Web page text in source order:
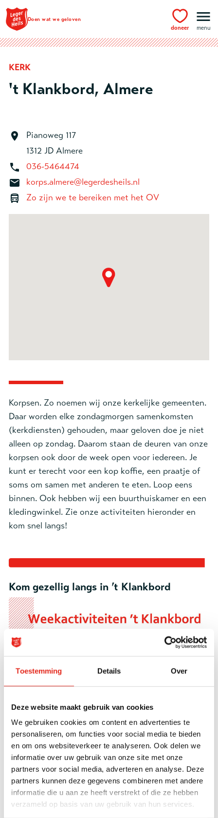
Toestemming Details Over
Deze website maakt gebruik van cookies
We gebruiken cookies om content en advertenties te
personaliseren, om functies voor social media te bieden
en om ons websiteverkeer te analyseren. Ook delen we
informatie over uw gebruik van onze site met onze
partners voor social media, adverteren en analyse. Deze
partners kunnen deze gegevens combineren met andere
informatie die u aan ze heeft verstrekt of die ze hebben
verzameld op basis van uw gebruik van hun services.
Ga naar hoofdinhoud
Doen wat we geloven
doneer menu
KERK
't Klankbord, Almere
Pianoweg 117
1312 JD Almere
036-5464474
korps.almere@legerdesheils.nl
Zo zijn we te bereiken met het OV
Korpsen. Zo noemen wij onze kerkelijke gemeenten.
Daar worden elke zondagmorgen samenkomsten
(kerkdiensten) gehouden, maar geloven doe je niet
alleen op zondag. Daarom staan de deuren van onze
korpsen ook door de week open voor iedereen. Je
kunt er terecht voor een kop koffie, een praatje of
soms om samen met anderen te eten. Loop eens
binnen. Ook hebben wij een buurthuiskamer en een
kledingwinkel. Zie onze activiteiten hieronder en
kom snel langs!
Kom gezellig langs in ’t Klankbord